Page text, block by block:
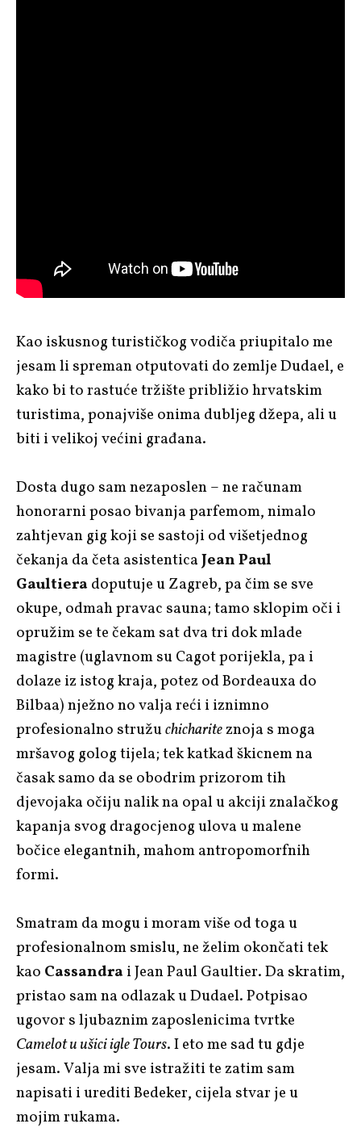
Kao iskusnog turističkog vodiča priupitalo me
jesam li spreman otputovati do zemlje Dudael, e
kako bi to rastuće tržište približio hrvatskim
turistima, ponajviše onima dubljeg džepa, ali u
biti i velikoj većini građana.
Dosta dugo sam nezaposlen – ne računam
honorarni posao bivanja parfemom, nimalo
zahtjevan gig koji se sastoji od višetjednog
čekanja da četa asistenticaJean Paul
Gaultieradoputuje u Zagreb, pa čim se sve
okupe, odmah pravac sauna; tamo sklopim oči i
opružim se te čekam sat dva tri dok mlade
magistre (uglavnom su Cagot porijekla, pa i
dolaze iz istog kraja, potez od Bordeauxa do
Bilbaa) nježno no valja reći i iznimno
profesionalno stružuchichariteznoja s moga
mršavog golog tijela; tek katkad škicnem na
časak samo da se obodrim prizorom tih
djevojaka očiju nalik na opal u akciji znalačkog
kapanja svog dragocjenog ulova u malene
bočice elegantnih, mahom antropomorfnih
formi.
Smatram da mogu i moram više od toga u
profesionalnom smislu, ne želim okončati tek
kao Cassandrai Jean Paul Gaultier. Da skratim,
pristao sam na odlazak u Dudael. Potpisao
ugovor s ljubaznim zaposlenicima tvrtke
Camelot u ušici igle Tours. I eto me sad tu gdje
jesam. Valja mi sve istražiti te zatim sam
napisati i urediti Bedeker, cijela stvar je u
mojim rukama.